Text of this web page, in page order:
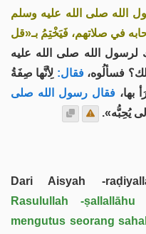
الله صلى الله عليه وسلم
في صلاتهم، فَيَخْتِمُ بـ«قل
لرسول الله صلى الله عليه
فسألُوه، فقال: لِأنَّها صِفَةُ
بها، فقال رسول الله صلى
يُحِبُّه».
Dari Aisyah -
Rasulullah -
mengutus seorang